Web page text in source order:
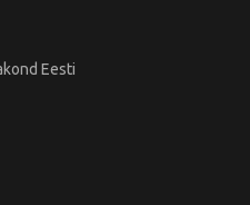
Eesti